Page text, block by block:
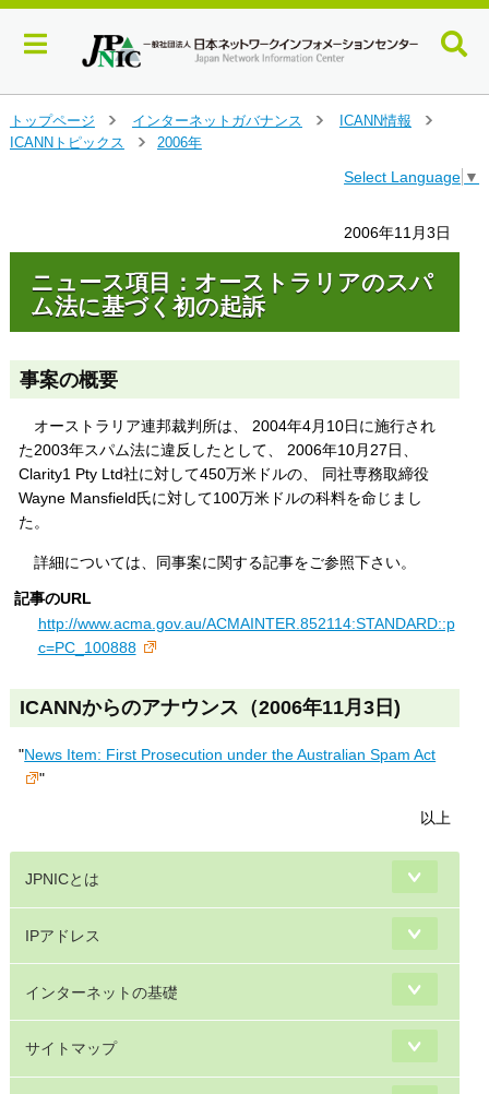
イ
ン
ャ
ン
す
トップページ
＞
インターネットガバナンス
ICANN情報
ICANNトピックス
2006年
Select Language ▼
2006年11月3日
ニュース項目：オーストラリアのスパ
ム法に基づく初の起訴
事案の概要
オーストラリア連邦裁判所は、 2004年4月10日に施行され
た2003年スパム法に違反したとして、 2006年10月27日、
Clarity1 Pty Ltd社に対して450万米ドルの、 同社専務取締役
Wayne Mansfield氏に対して100万米ドルの科料を命じまし
た。
詳細については、同事案に関する記事をご参照下さい。
記事のURL
http://www.acma.gov.au/ACMAINTER.852114:STANDARD::p
c=PC_100888
ICANNからのアナウンス（2006年11月3日)
"News Item: First Prosecution under the Australian Spam Act
"
以上
JPNICとは
IPアドレス
インターネットの基礎
サイトマップ